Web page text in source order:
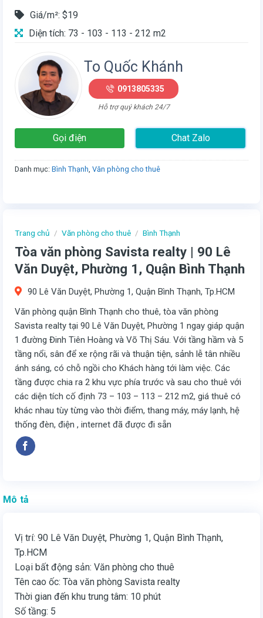
Trang chủ / Văn phòng cho thuê / Bình Thạnh
Tòa văn phòng Savista realty | 90 Lê
Văn Duyệt, Phường 1, Quận Bình Thạnh
90 Lê Văn Duyệt, Phường 1, Quận Bình Thạnh, Tp.HCM
Văn phòng quận Bình Thạnh cho thuê, tòa văn phòng
Savista realty tại 90 Lê Văn Duyệt, Phường 1 ngay giáp quận
1 đường Đinh Tiên Hoàng và Võ Thị Sáu. Với tầng hầm và 5
tầng nổi, sân để xe rộng rãi và thuận tiện, sảnh lễ tân nhiều
ánh sáng, có chỗ ngồi cho Khách hàng tới làm việc. Các
tầng được chia ra 2 khu vực phía trước và sau cho thuê với
các diện tích cố định 73 – 103 – 113 – 212 m2, giá thuê có
khác nhau tùy từng vào thời điểm, thang máy, máy lạnh, hệ
thống đèn, điện , internet đã được đi sẵn
Giá/m²: $19
Diện tích: 73 - 103 - 113 - 212 m2
To Quốc Khánh
0913805335
Hỗ trợ quý khách 24/7
Gọi điện Chat Zalo
Danh mục: Bình Thạnh, Văn phòng cho thuê
Mô tả
Vị trí: 90 Lê Văn Duyệt, Phường 1, Quận Bình Thạnh,
Tp.HCM
Loại bất động sản: Văn phòng cho thuê
Tên cao ốc: Tòa văn phòng Savista realty
Thời gian đến khu trung tâm: 10 phút
Số tầng: 5